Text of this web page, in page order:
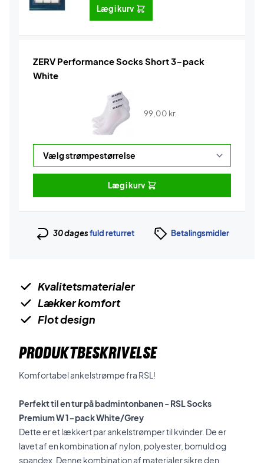
Læg i kurv
ZERV Performance Socks Short 3-pack
White
99,00 kr.
Læg i kurv
30 dagesfuld returret Betalingsmidler
Kvalitetsmaterialer
Lækker komfort
Flot design
PRODUKTBESKRIVELSE
Komfortabel ankelstrømpe fra RSL!
Perfekt til en tur på badmintonbanen - RSL Socks
Premium W 1-pack White/Grey
Dette er et lækkert par ankelstrømper til kvinder. De er
lavet af en kombination af nylon, polyester, bomuld og
spandex. Denne kombination af materialersikre den